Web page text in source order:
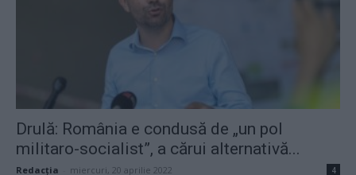
Drulă: România e condusă de „un pol
militaro-socialist”, a cărui alternativă...
Redacţia miercuri, 20 aprilie 2022 4